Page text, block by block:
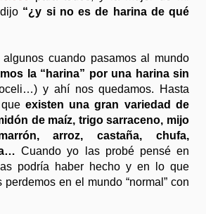
“¿y si no es de harina de qué
cuando pasamos al mundo
la “harina” por una harina sin
y ahí nos quedamos. Hasta
existen una gran variedad de
de maíz, trigo sarraceno, mijo
arroz, castaña, chufa,
Cuando yo las probé pensé en
podría haber hecho y en lo que
en el mundo “normal” con